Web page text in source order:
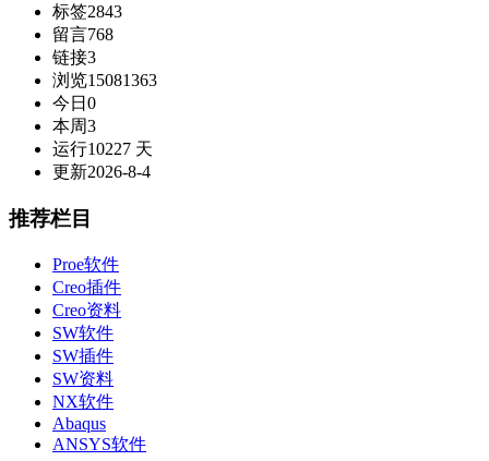
标签2843
留言768
链接3
浏览15081363
今日 0
本周3
运行10227 天
更新2026-8-4
推荐栏目
Proe软件
Creo插件
Creo资料
SW软件
SW插件
SW资料
NX软件
Abaqus
ANSYS软件